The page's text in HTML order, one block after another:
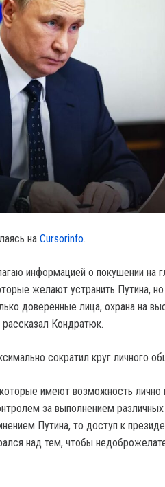
на Cursorinfo.
информацией о покушении на
желают устранить Путина,
доверенные лица, охрана на
Кондратюк.
сократил круг личного
имеют возможность лично
за выполнением
Путина, то доступ к
над тем, чтобы